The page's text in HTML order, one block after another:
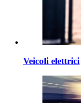
Veicoli elettrici